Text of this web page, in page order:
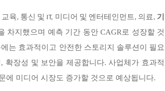
육, 통신 및 IT, 미디어 및 엔터테인먼트, 의료, 기
차지했으며 예측 기간 동안 CAGR로 성장할 것
는 효과적이고 안전한 스토리지 솔루션이 필요
장성 및 보안을 제공합니다. 사업체가 효과적
에 미디어 시장도 증가할 것으로 예상됩니다.